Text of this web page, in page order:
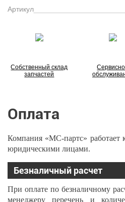
Артикул
Собственный склад
запчастей
Оплата
Компания «МС-партс» работает
юридическими лицами.
Безналичный расчет
При оплате по безналичному
менеджеру перечень и